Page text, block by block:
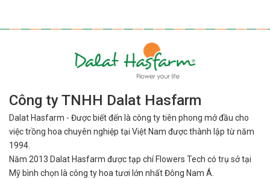
Công ty TNHH Dalat Hasfarm
Dalat Hasfarm - Được biết đến là công ty tiên phong mở đầu cho
việctrồng hoa chuyên nghiệp tại Việt Nam được thành lập từ năm
1994.
Năm 2013 Dalat Hasfarm được tạp chí Flowers Tech có trụ sở tại
Mỹ bình chọn là công ty hoa tươi lớn nhất Đông Nam Á.